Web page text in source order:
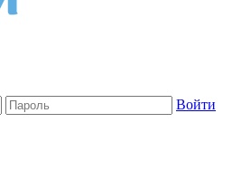
Войти